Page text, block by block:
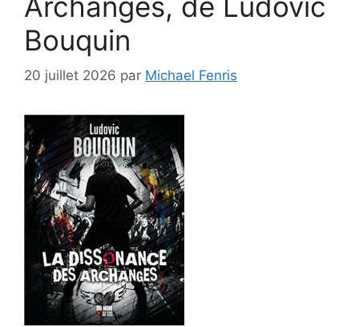
Bouquin
20 juillet 2026 par Michael Fenris